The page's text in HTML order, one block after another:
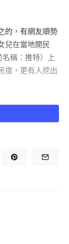
的，有網友順勢
兒在當地開民
稱：推特）上
宿，更有人挖出
中提供）
時報》記者強